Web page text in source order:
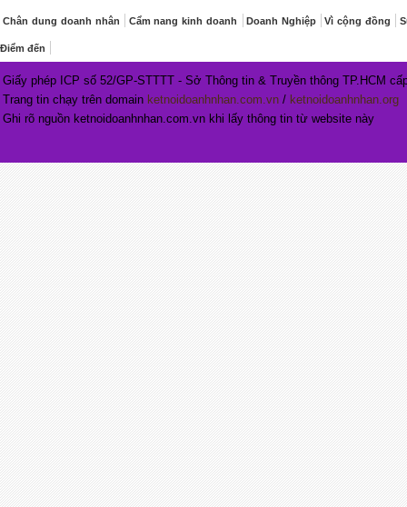
Chân dung doanh nhân Cẩm nang kinh doanh Doanh Nghiệp Vì cộng đồng
Điểm đến
Giấy phép ICP số 52/GP-STTTT - Sở Thông tin & Truyền thông TP.HCM
Trang tin chạy trên domain ketnoidoanhnhan.com.vn / ketnoidoanhnhan.org
Ghi rõ nguồn ketnoidoanhnhan.com.vn khi lấy thông tin từ website này